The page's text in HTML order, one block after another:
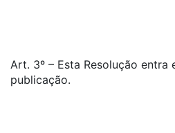
Art. 3º – Esta Resolução entra
publicação.